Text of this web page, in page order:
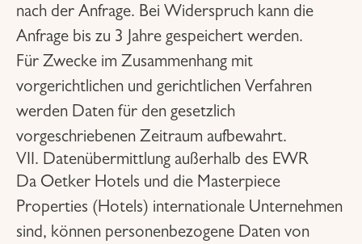
nach der Anfrage. Bei Widerspruch kann die
Anfrage bis zu 3 Jahre gespeichert werden.
Für Zwecke im Zusammenhang mit
vorgerichtlichen und gerichtlichen Verfahren
werden Daten für den gesetzlich
vorgeschriebenen Zeitraum aufbewahrt.
VII. Datenübermittlung außerhalb des EWR
Da Oetker Hotels und die Masterpiece
Properties (Hotels) internationale Unternehmen
sind, können personenbezogene Daten von